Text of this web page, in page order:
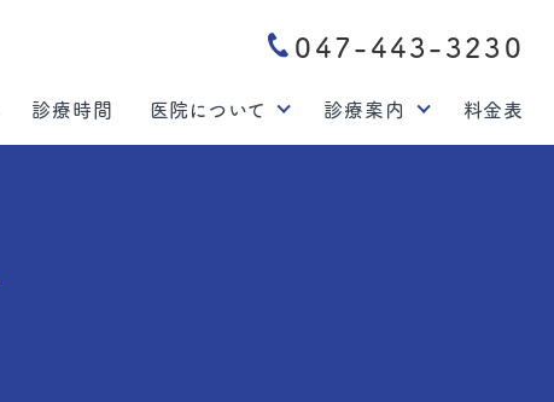
047-443-3230
診療時間 医院について 診療案内 料金表